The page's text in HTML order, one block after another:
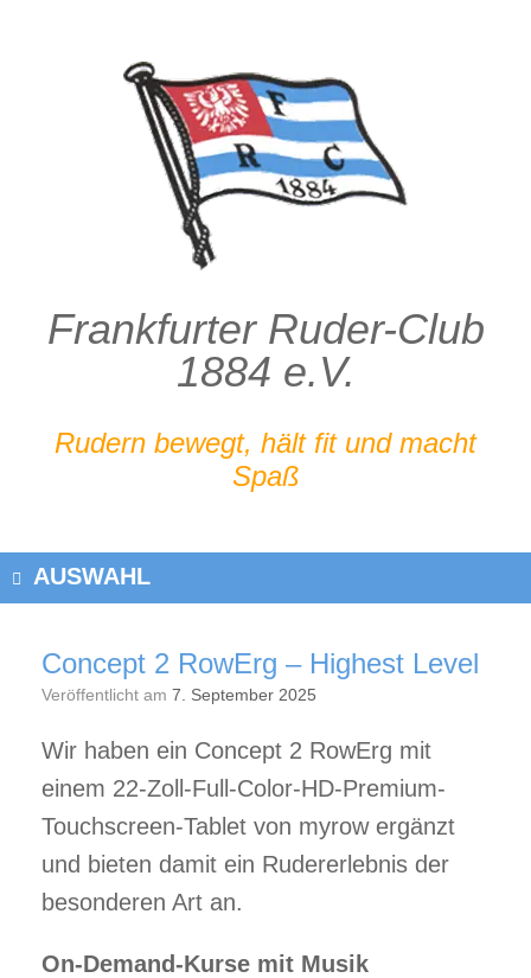
Frankfurter Ruder-Club
1884 e.V.
Rudern bewegt, hält fit und macht
Spaß
AUSWAHL
Concept 2 RowErg – Highest Level
Veröffentlicht am 7. September 2025
Wir haben ein Concept 2 RowErg mit
einem 22-Zoll-Full-Color-HD-Premium-
Touchscreen-Tablet von myrow ergänzt
und bieten damit ein Rudererlebnis der
besonderen Art an.
On-Demand-Kurse mit Musik